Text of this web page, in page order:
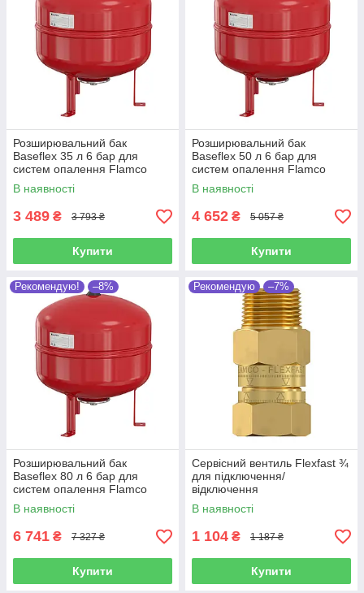
Розширювальний бак
Baseflex 35 л 6 бар для
систем опалення Flamco
(Нідерланди)
В наявності
3 489 ₴ 3 793 ₴
Купити
Розширювальний бак
Baseflex 50 л 6 бар для
систем опалення Flamco
(Нідерланди)
В наявності
4 652 ₴ 5 057 ₴
Купити
Рекомендую! –8%
Розширювальний бак
Baseflex 80 л 6 бар для
систем опалення Flamco
(Нідерланди)
В наявності
6 741 ₴ 7 327 ₴
Купити
Рекомендую –7%
Сервісний вентиль Flexfast ¾
для підключення/
відключення
розшилювальних баків
Flamco (Нідерланди) 28930
В наявності
1 104 ₴ 1 187 ₴
Купити